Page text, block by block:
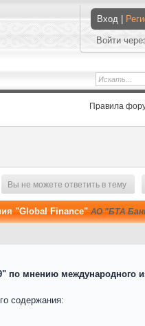
Вход |
Войти
Правила
Вы не можете ответить в тему
"Global Finance"АО "БТА
по мнению международного
содержания: